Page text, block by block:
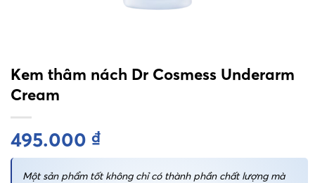
Kem thâm nách Dr Cosmess Underarm
Cream
495.000 ₫
Một sản phẩm tốt không chỉ có thành phần chất lượng mà